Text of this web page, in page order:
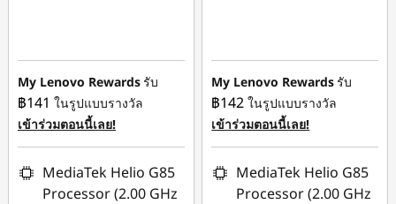
My Lenovo Rewardsรับ
฿141 ในรูปแบบรางวัล
เข้าร่วมตอนนี้เลย!
MediaTek Helio G85
Processor (2.00 GHz
My Lenovo Rewardsรับ
฿142 ในรูปแบบรางวัล
เข้าร่วมตอนนี้เลย!
MediaTek Helio G85
Processor (2.00 GHz